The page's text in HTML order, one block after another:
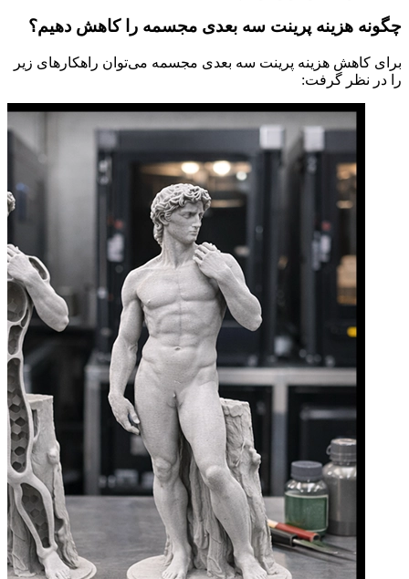
چگونه هزینه پرینت سه بعدی مجسمه را کاهش دهیم؟
برای کاهش هزینه پرینت سه بعدی مجسمه می‌توان راهکارهای زیر
را در نظر گرفت: